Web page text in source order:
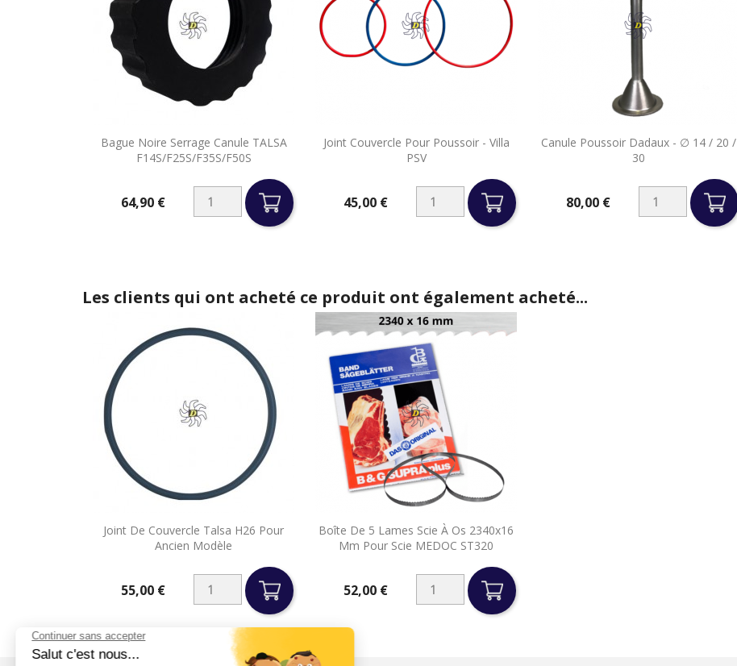
Bague Noire Serrage Canule TALSA
F14S/F25S/F35S/F50S
64,90 €
Aperçu rapide
Joint Couvercle Pour Poussoir - Villa
PSV
45,00 €
Aperçu rapide
Canule Poussoir Dadaux - ∅ 14 / 20 /
30
80,00 €
Aperçu rapide
Les clients qui ont acheté ce produit ont également acheté...
Joint De Couvercle Talsa H26 Pour
Ancien Modèle
55,00 €
Aperçu rapide
Boîte De 5 Lames Scie À Os 2340x16
Mm Pour Scie MEDOC ST320
52,00 €
Aperçu rapide